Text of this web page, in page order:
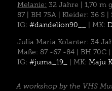
Melanie: 32 Jahre | 1,70 m
87 | BH 75A | Kleider: 36 S |
IG:#dandelion90__ | MK:
Julia Maria Kolanter: 34
Maße: 87 -67 -84 | BH 70C |
IG:#juma_19_ | MK:Maju
A workshop by the VHS